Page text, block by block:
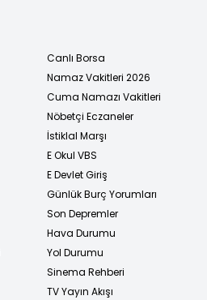
Canlı Borsa
Namaz Vakitleri 2026
Cuma Namazı Vakitleri
Nöbetçi Eczaneler
İstiklal Marşı
E Okul VBS
E Devlet Giriş
Günlük Burç Yorumları
Son Depremler
Hava Durumu
Yol Durumu
Sinema Rehberi
TV Yayın Akışı